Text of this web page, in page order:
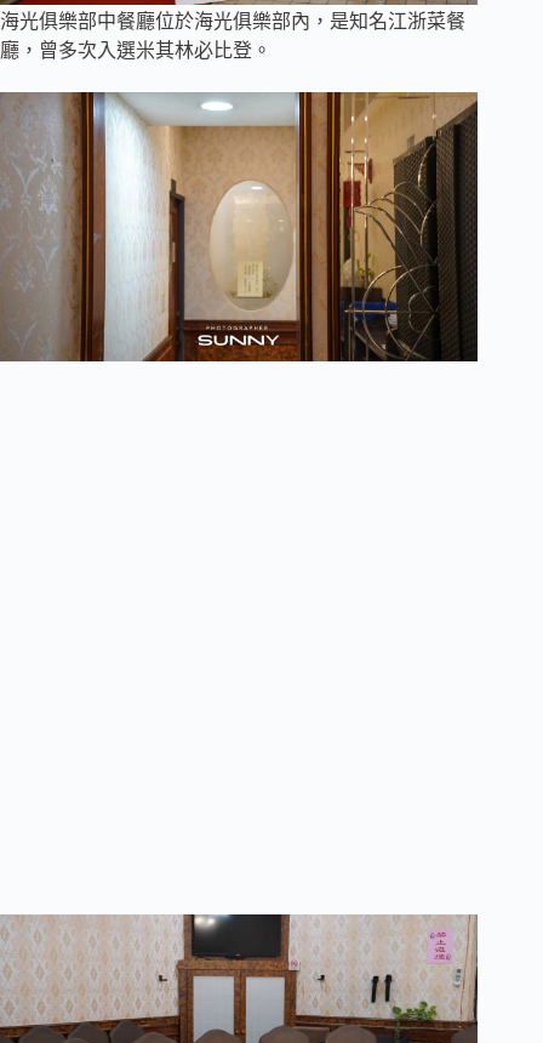
海光俱樂部中餐廳位於海光俱樂部內，是知名江浙菜餐
廳，曾多次入選米其林必比登。